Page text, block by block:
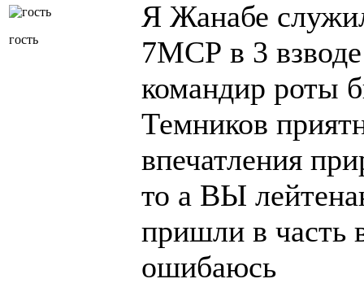
гость
Я Жанабе
7МСР в 3
командир роты
Темников
впечатления
то а ВЫ
пришли в часть
ошибаюсь